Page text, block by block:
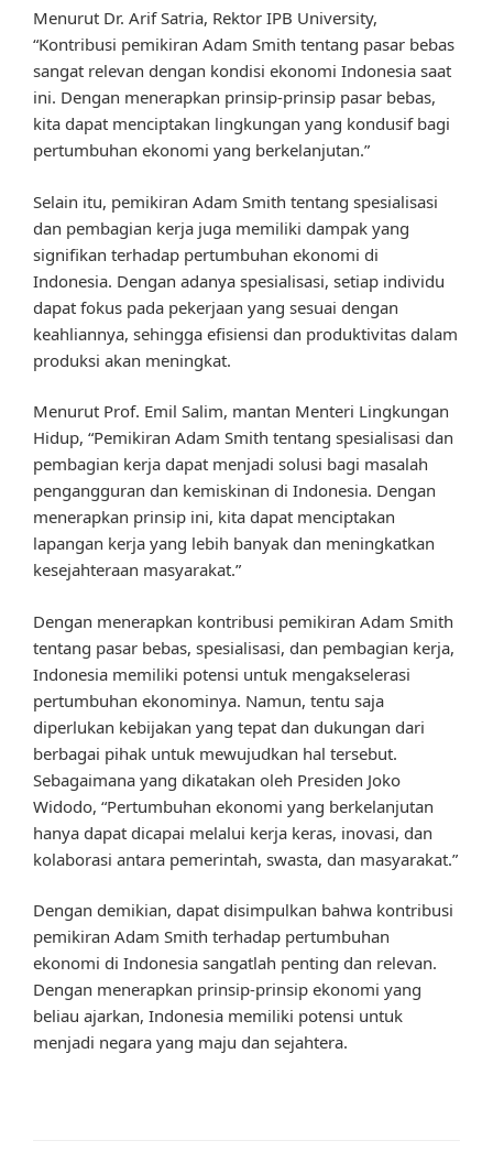
Menurut Dr. Arif Satria, Rektor IPB University,
“Kontribusi pemikiran Adam Smith tentang pasar bebas
sangat relevan dengan kondisi ekonomi Indonesia saat
ini. Dengan menerapkan prinsip-prinsip pasar bebas,
kita dapat menciptakan lingkungan yang kondusif bagi
pertumbuhan ekonomi yang berkelanjutan.”
Selain itu, pemikiran Adam Smith tentang spesialisasi
dan pembagian kerja juga memiliki dampak yang
signifikan terhadap pertumbuhan ekonomi di
Indonesia. Dengan adanya spesialisasi, setiap individu
dapat fokus pada pekerjaan yang sesuai dengan
keahliannya, sehingga efisiensi dan produktivitas dalam
produksi akan meningkat.
Menurut Prof. Emil Salim, mantan Menteri Lingkungan
Hidup, “Pemikiran Adam Smith tentang spesialisasi dan
pembagian kerja dapat menjadi solusi bagi masalah
pengangguran dan kemiskinan di Indonesia. Dengan
menerapkan prinsip ini, kita dapat menciptakan
lapangan kerja yang lebih banyak dan meningkatkan
kesejahteraan masyarakat.”
Dengan menerapkan kontribusi pemikiran Adam Smith
tentang pasar bebas, spesialisasi, dan pembagian kerja,
Indonesia memiliki potensi untuk mengakselerasi
pertumbuhan ekonominya. Namun, tentu saja
diperlukan kebijakan yang tepat dan dukungan dari
berbagai pihak untuk mewujudkan hal tersebut.
Sebagaimana yang dikatakan oleh Presiden Joko
Widodo, “Pertumbuhan ekonomi yang berkelanjutan
hanya dapat dicapai melalui kerja keras, inovasi, dan
kolaborasi antara pemerintah, swasta, dan masyarakat.”
Dengan demikian, dapat disimpulkan bahwa kontribusi
pemikiran Adam Smith terhadap pertumbuhan
ekonomi di Indonesia sangatlah penting dan relevan.
Dengan menerapkan prinsip-prinsip ekonomi yang
beliau ajarkan, Indonesia memiliki potensi untuk
menjadi negara yang maju dan sejahtera.